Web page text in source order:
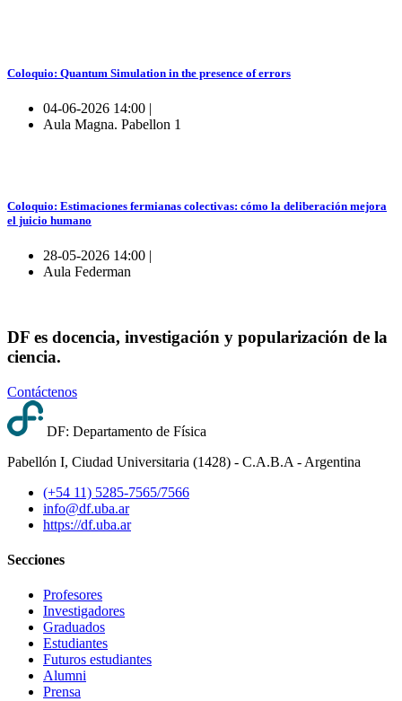
Coloquio: Quantum Simulation in the presence of errors
04-06-2026 14:00 |
Aula Magna. Pabellon 1
Coloquio: Estimaciones fermianas colectivas: cómo la deliberación mejora
el juicio humano
28-05-2026 14:00 |
Aula Federman
DF es docencia, investigación y popularización de la
ciencia.
Contáctenos
DF: Departamento de Física
Pabellón I, Ciudad Universitaria (1428) - C.A.B.A - Argentina
(+54 11) 5285-7565/7566
info@df.uba.ar
https://df.uba.ar
Secciones
Profesores
Investigadores
Graduados
Estudiantes
Futuros estudiantes
Alumni
Prensa